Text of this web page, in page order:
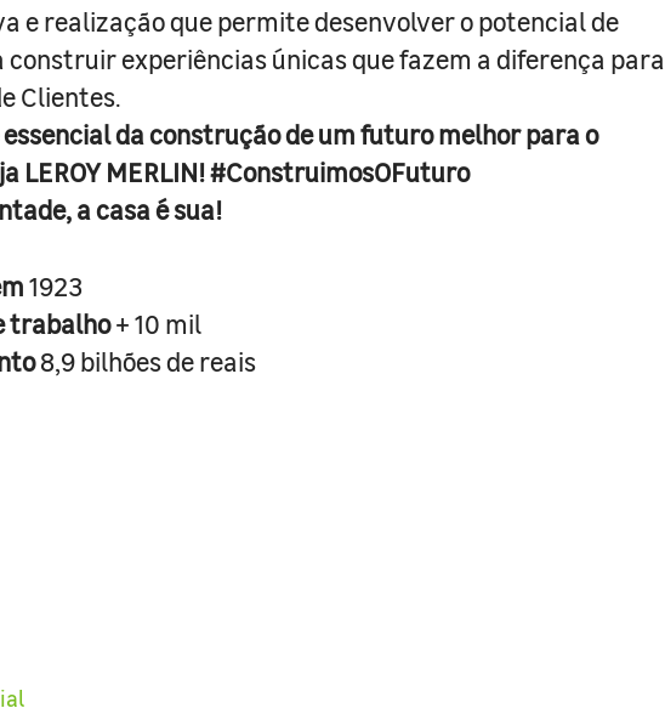
e realização que permite desenvolver o potencial de
construir experiências únicas que fazem a diferença para
Clientes.
da construção de um futuro melhor para o
LEROY MERLIN! #ConstruimosOFuturo
a casa é sua!
1923
trabalho+ 10 mil
8,9 bilhões de reais